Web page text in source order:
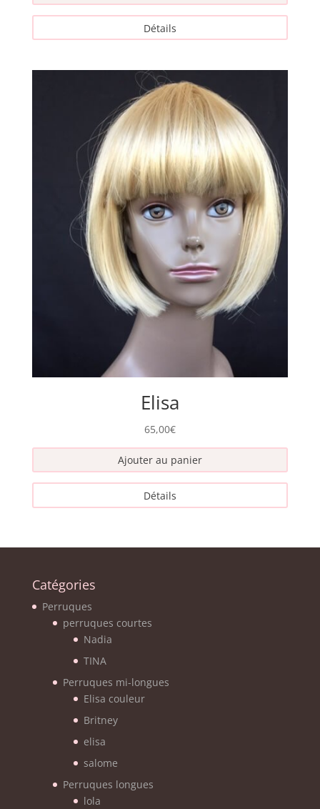
Détails
Elisa
65,00€
Ajouter au panier
Détails
Catégories
Perruques
perruques courtes
Nadia
TINA
Perruques mi-longues
Elisa couleur
Britney
elisa
salome
Perruques longues
lola